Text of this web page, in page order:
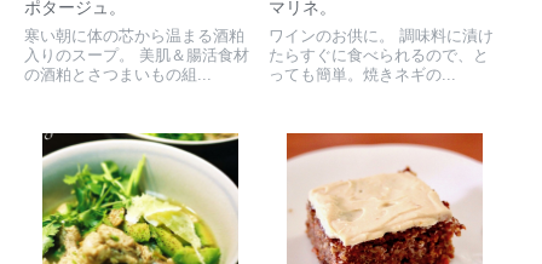
ポタージュ。
寒い朝に体の芯から温まる酒粕
入りのスープ。 美肌＆腸活食材
の酒粕とさつまいもの組...
マリネ。
ワインのお供に。 調味料に漬け
たらすぐに食べられるので、と
っても簡単。焼きネギの...